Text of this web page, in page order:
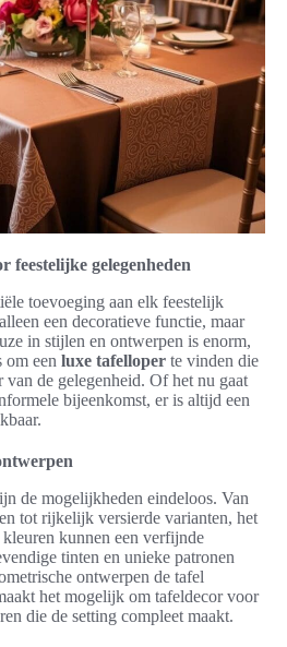
feestelijke gelegenheden
toevoeging aan elk feestelijk
een decoratieve functie, maar
in stijlen en ontwerpen is enorm,
om een luxe tafelloper te vinden die
van de gelegenheid. Of het nu gaat
bijeenkomst, er is altijd een
de mogelijkheden eindeloos. Van
tot rijkelijk versierde varianten, het
kunnen een verfijnde
tinten en unieke patronen
ontwerpen de tafel
het mogelijk om tafeldecor voor
die de setting compleet maakt.